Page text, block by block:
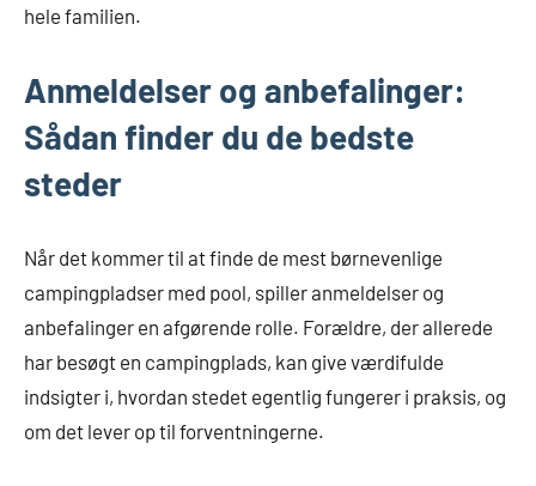
hele familien.
Anmeldelser og anbefalinger:
Sådan finder du de bedste
steder
Når det kommer til at finde de mest børnevenlige
campingpladser med pool, spiller anmeldelser og
anbefalinger en afgørende rolle. Forældre, der allerede
har besøgt en campingplads, kan give værdifulde
indsigter i, hvordan stedet egentlig fungerer i praksis, og
om det lever op til forventningerne.